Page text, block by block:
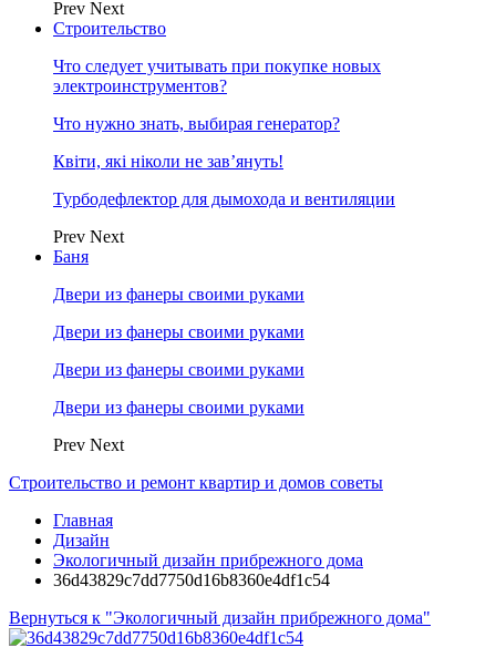
Prev Next
Строительство
Что следует учитывать при покупке новых
электроинструментов?
Что нужно знать, выбирая генератор?
Квіти, які ніколи не зав’януть!
Турбодефлектор для дымохода и вентиляции
Prev Next
Баня
Двери из фанеры своими руками
Двери из фанеры своими руками
Двери из фанеры своими руками
Двери из фанеры своими руками
Prev Next
Строительство и ремонт квартир и домов советы
Главная
Дизайн
Экологичный дизайн прибрежного дома
36d43829c7dd7750d16b8360e4df1c54
Вернуться к "Экологичный дизайн прибрежного дома"